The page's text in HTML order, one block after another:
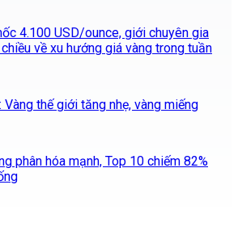
4.100 USD/ounce, giới chuyên gia
về xu hướng giá vàng trong tuần
thế giới tăng nhẹ, vàng miếng
phân hóa mạnh, Top 10 chiếm 82%